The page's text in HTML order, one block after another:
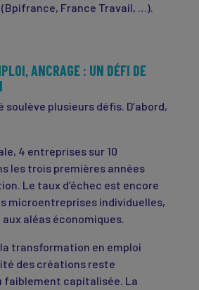
France Travail, …).
ANCRAGE : UN DÉFI DE
plusieurs défis. D’abord,
4 entreprises sur 10
les trois premières années
Le taux d’échec est encore
microentreprises individuelles,
aléas économiques.
transformation en emploi
des créations reste
faiblement capitalisée. La